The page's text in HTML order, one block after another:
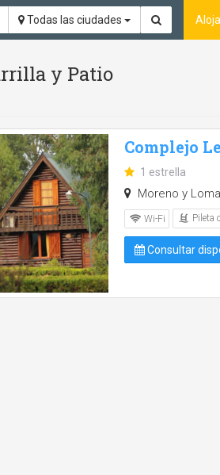
Todas las ciudades
y Patio
Complejo
1 estrella
Moreno y
Wi-Fi Pileta
Consultar